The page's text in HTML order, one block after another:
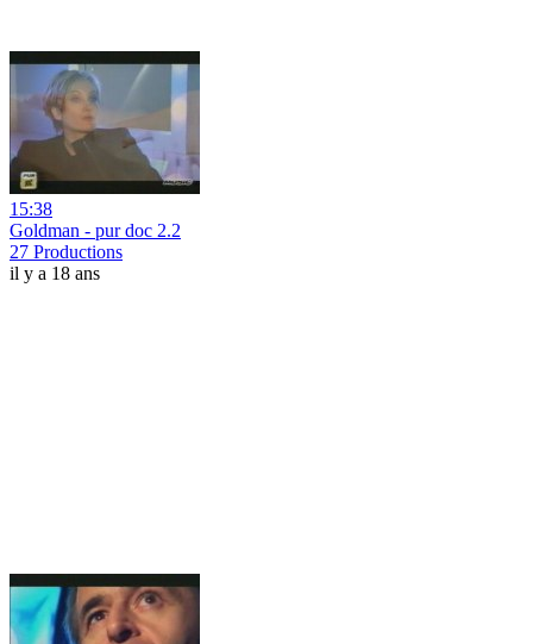
15:38
Goldman - pur doc 2.2
27 Productions
il y a 18 ans